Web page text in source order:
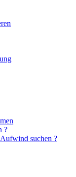
?
suchen ?